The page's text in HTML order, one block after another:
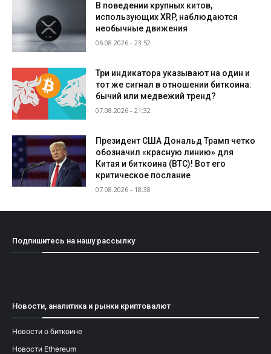
В поведении крупных китов,
использующих XRP, наблюдаются
необычные движения
06.08.2026 - 23:52
Три индикатора указывают на один и
тот же сигнал в отношении биткоина:
бычий или медвежий тренд?
07.08.2026 - 21:32
Президент США Дональд Трамп четко
обозначил «красную линию» для
Китая и биткоина (BTC)! Вот его
критическое послание
07.08.2026 - 18:38
Подпишитесь на нашу рассылку
Новости, аналитика и рынки криптовалют
Новости о биткоине
Новости Ethereum